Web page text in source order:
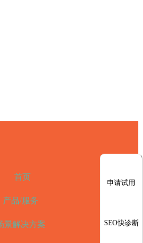
首页
产品/服务
景解决方案
申请试用
SEO快诊断